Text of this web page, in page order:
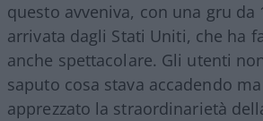
questo avveniva, con una gru
arrivata dagli Stati Uniti, che ha
anche spettacolare. Gli utenti
saputo cosa stava accadendo
apprezzato la straordinarietà